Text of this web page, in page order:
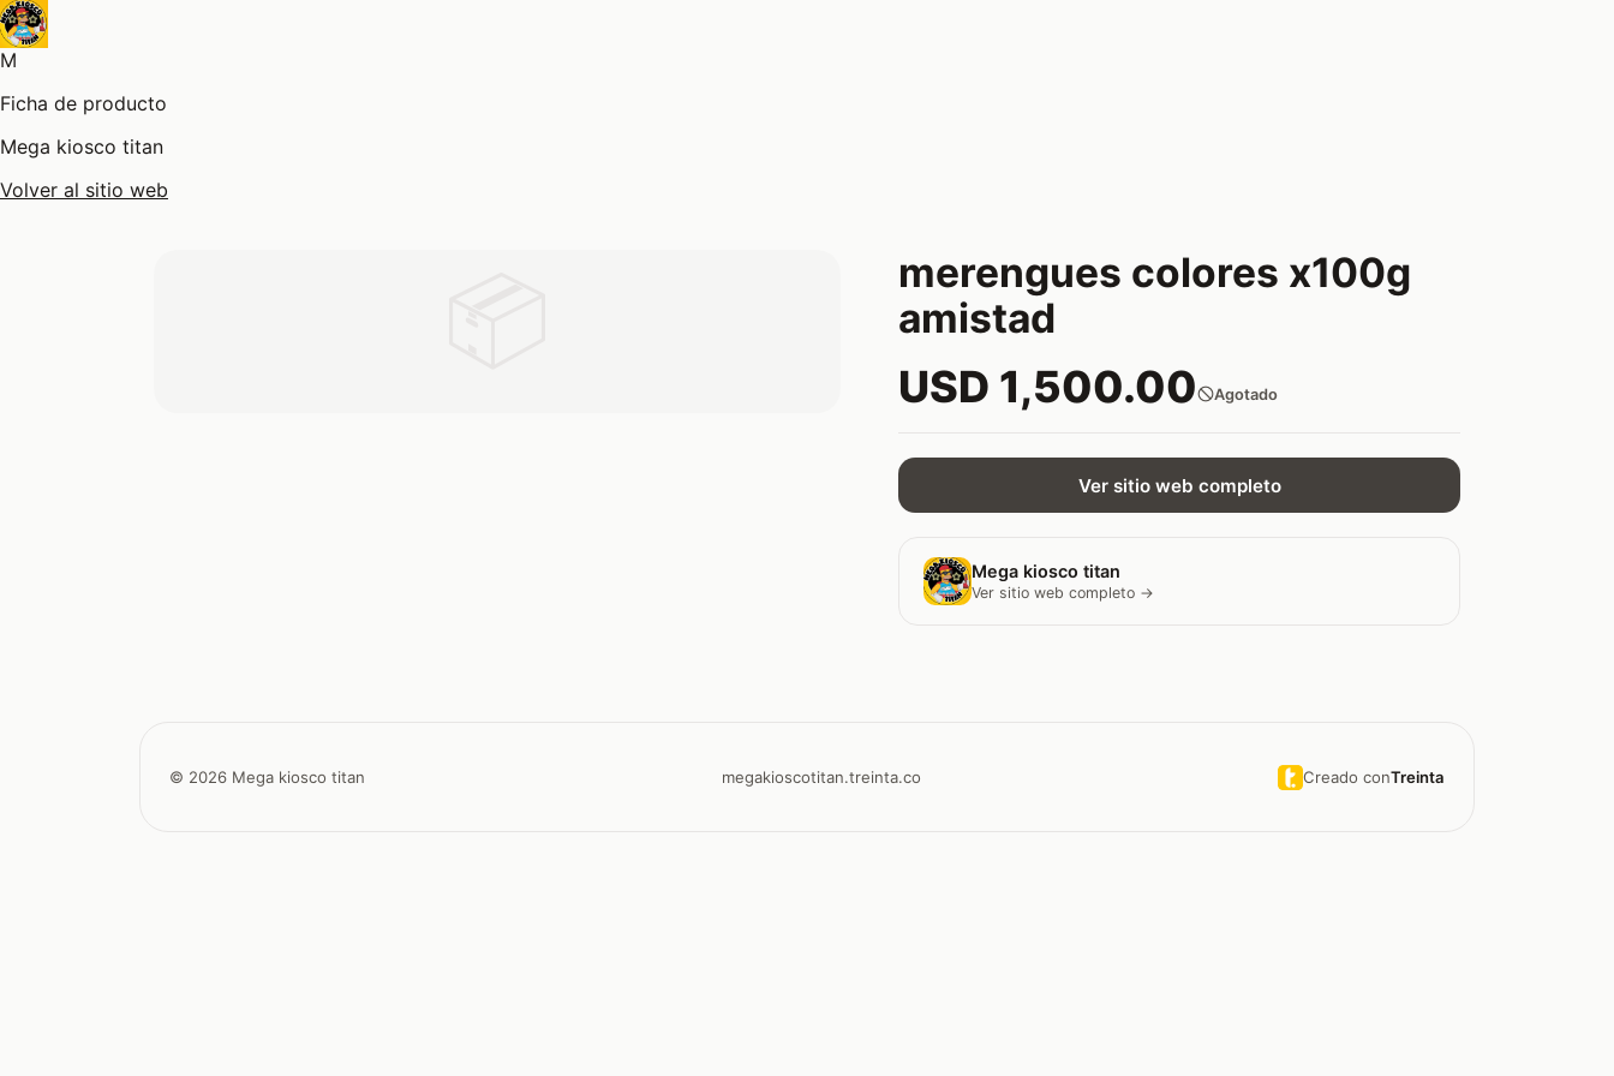
M
Ficha de producto
Mega kiosco titan
Volver al sitio web
merengues colores x100g
amistad
USD 1,500.00 Agotado
Ver sitio web completo
Mega kiosco titan
Ver sitio web completo →
© 2026 Mega kiosco titan megakioscotitan.treinta.co Creado conTreinta